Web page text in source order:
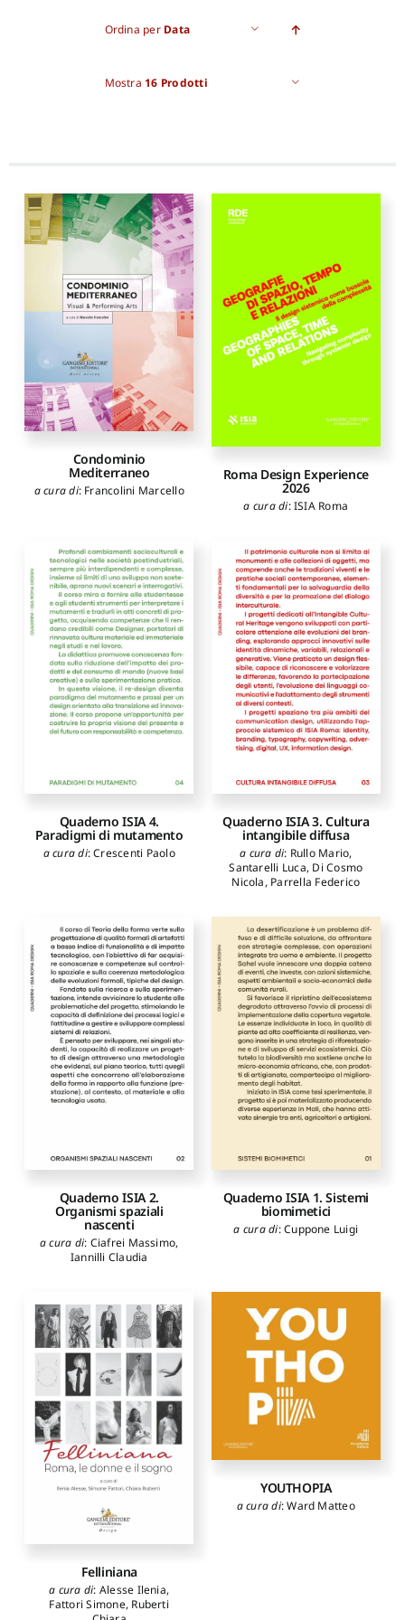
Ordina per Data
Mostra 16 Prodotti
Condominio
Mediterraneo
a cura di: Francolini Marcello
Roma Design Experience
2026
a cura di:ISIA Roma
Quaderno ISIA 4.
Paradigmi di mutamento
a cura di:Crescenti Paolo
Quaderno ISIA 3. Cultura
intangibile diffusa
a cura di: Rullo Mario,
Santarelli Luca, Di Cosmo
Nicola, Parrella Federico
Quaderno ISIA 2.
Organismi spaziali
nascenti
a cura di: Ciafrei Massimo,
Iannilli Claudia
Quaderno ISIA 1. Sistemi
biomimetici
a cura di:Cuppone Luigi
Felliniana
a cura di: Alesse Ilenia,
Fattori Simone, Ruberti
YOUTHOPIA
a cura di:Ward Matteo